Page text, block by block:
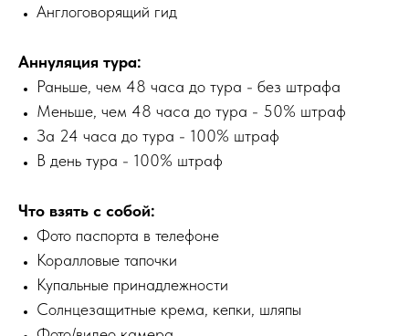
Англоговорящий гид
Аннуляция тура:
Раньше, чем 48 часа до тура - без штрафа
Меньше, чем 48 часа до тура - 50% штраф
За 24 часа до тура - 100% штраф
В день тура - 100% штраф
Что взять с собой:
Фото паспорта в телефоне
Коралловые тапочки
Купальные принадлежности
Солнцезащитные крема, кепки, шляпы